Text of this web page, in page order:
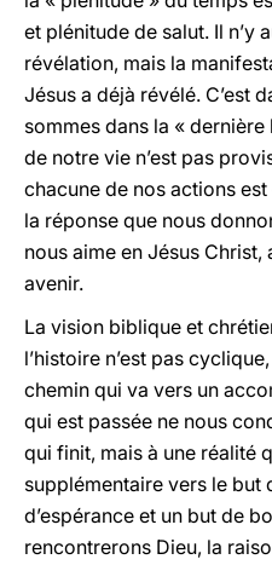
et plénitude de salut. Il n’y
révélation, mais la
Jésus a déjà révélé. C’est
sommes dans la «
de notre vie n’est pas
chacune de nos actions
la réponse que nous
nous aime en Jésus
avenir.
La vision biblique et
l’histoire n’est pas
chemin qui va vers un
qui est passée ne nous
qui finit, mais à une réalité
supplémentaire vers le but
d’espérance et un but de
rencontrerons Dieu, la